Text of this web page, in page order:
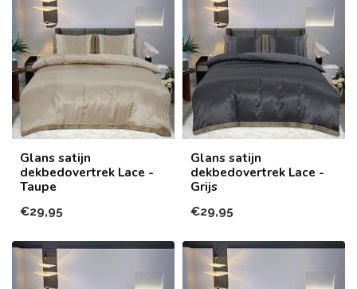
Glans satijn
dekbedovertrek Lace -
Taupe
€29,95
Glans satijn
dekbedovertrek Lace -
Grijs
€29,95